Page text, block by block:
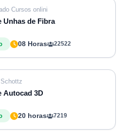
Cursos onlini
Unhas de Fibra
08 Horas 22522
Autocad 3D
20 horas 7219